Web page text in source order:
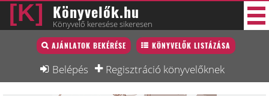
Könyvelők.hu
Könyvelő keresése sikeresen
AJÁNLATOK BEKÉRÉSE KÖNYVELŐK LISTÁZÁSA
Belépés Regisztráció könyvelőknek
Könyvelő lista
Könyvelési munkák